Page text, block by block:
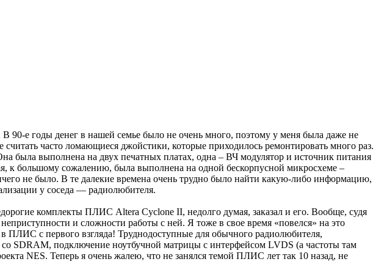
90-е годы денег в нашей семье было не очень много, поэтому у меня была даже не
часто ломающиеся джойстики, которые приходилось ремонтировать много раз.
была выполнена на двух печатных платах, одна – ВЧ модулятор и источник питания
к большому сожалению, была выполнена на одной бескорпусной микросхеме –
не было. В те далекие времена очень трудно было найти какую-либо информацию,
у соседа — радиолюбителя.
комплекты ПЛИС Altera Cyclone II, недолго думая, заказал и его. Вообще, судя
и сложности работы с ней. Я тоже в свое время «повелся» на это
с первого взгляда! Труднодоступные для обычного радиолюбителя,
SDRAM, подключение ноутбучной матрицы с интерфейсом LVDS (а частоты там
NES. Теперь я очень жалею, что не занялся темой ПЛИС лет так 10 назад, не